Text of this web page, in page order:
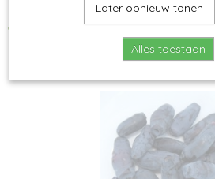
Moerbei - Morus acidosa 'Mulle'
€ 9,95
Later opnieuw tonen
Alles toestaan